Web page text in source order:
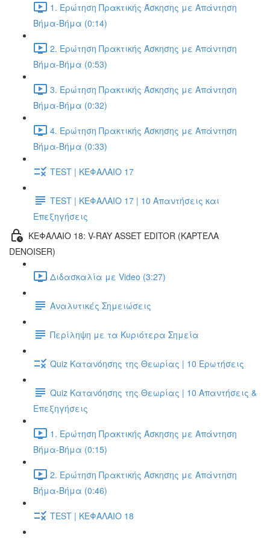
1. Ερώτηση Πρακτικής Άσκησης με Απάντηση
Βήμα-Βήμα (0:14)
2. Ερώτηση Πρακτικής Άσκησης με Απάντηση
Βήμα-Βήμα (0:53)
3. Ερώτηση Πρακτικής Άσκησης με Απάντηση
Βήμα-Βήμα (0:32)
4. Ερώτηση Πρακτικής Άσκησης με Απάντηση
Βήμα-Βήμα (0:33)
TEST | ΚΕΦΑΛΑΙΟ 17
TEST | ΚΕΦΑΛΑΙΟ 17 | 10 Απαντήσεις και
Επεξηγήσεις
ΚΕΦΑΛΑΙΟ 18: V-RAY ASSET EDITOR (ΚΑΡΤΈΛΑ
DENOISER)
Διδασκαλία με Video (3:27)
Αναλυτικές Σημειώσεις
Περίληψη με τα Κυριότερα Σημεία
Quiz Κατανόησης της Θεωρίας | 10 Ερωτήσεις
Quiz Κατανόησης της Θεωρίας | 10 Απαντήσεις &
Επεξηγήσεις
1. Ερώτηση Πρακτικής Άσκησης με Απάντηση
Βήμα-Βήμα (0:15)
2. Ερώτηση Πρακτικής Άσκησης με Απάντηση
Βήμα-Βήμα (0:46)
TEST | ΚΕΦΑΛΑΙΟ 18